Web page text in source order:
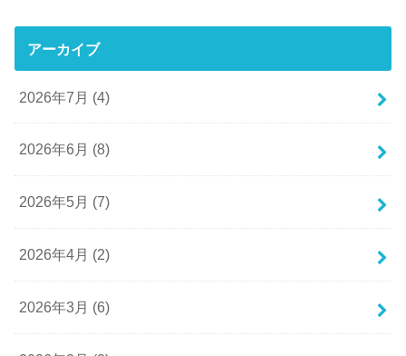
アーカイブ
2026年7月 (4)
2026年6月 (8)
2026年5月 (7)
2026年4月 (2)
2026年3月 (6)